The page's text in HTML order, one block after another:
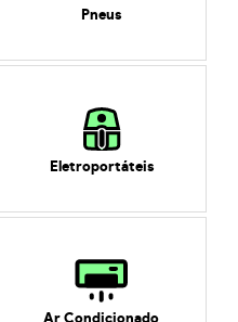
Pneus
Eletroportáteis